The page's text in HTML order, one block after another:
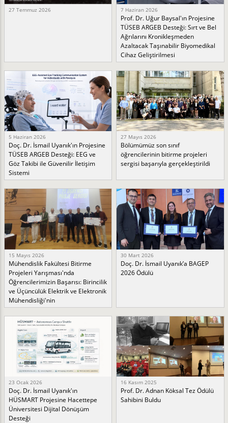
27 Temmuz 2026 7 Haziran 2026
Prof. Dr. Uğur Baysal'ın Projesine
TÜSEB ARGEB Desteği: Sırt ve Bel
Ağrılarını Kronikleşmeden
Azaltacak Taşınabilir Biyomedikal
Cihaz Geliştirilmesi
5 Haziran 2026
Doç. Dr. İsmail Uyanık'ın Projesine
TÜSEB ARGEB Desteği: EEG ve
Göz Takibi ile Güvenilir İletişim
Sistemi
27 Mayıs 2026
Bölümümüz son sınıf
öğrencilerinin bitirme projeleri
sergisi başarıyla gerçekleştirildi
15 Mayıs 2026
Mühendislik Fakültesi Bitirme
Projeleri Yarışması'nda
Öğrencilerimizin Başarısı: Birincilik
ve Üçüncülük Elektrik ve Elektronik
Mühendisliği'nin
30 Mart 2026
Doç. Dr. İsmail Uyanık’a BAGEP
2026 Ödülü
23 Ocak 2026
Doç. Dr. İsmail Uyanık'ın
HÜSMART Projesine Hacettepe
Üniversitesi Dijital Dönüşüm
Desteği
16 Kasım 2025
Prof. Dr. Adnan Köksal Tez Ödülü
Sahibini Buldu